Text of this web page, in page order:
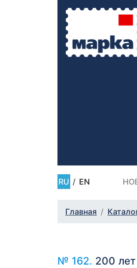
RU / EN
Главная
№ 162. 200